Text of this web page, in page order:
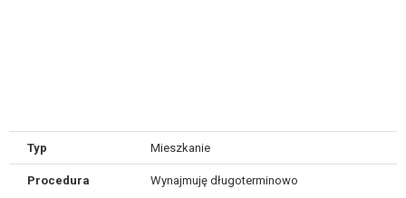
Typ Mieszkanie
Procedura Wynajmuję długoterminowo